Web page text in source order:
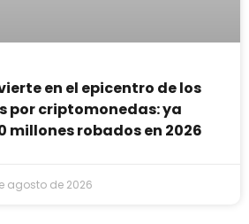
en el epicentro de los
por criptomonedas: ya
millones robados en 2026
agosto de 2026